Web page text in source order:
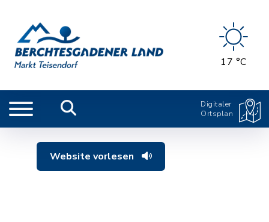
17 °C
Digitaler
Ortsplan
Website vorlesen